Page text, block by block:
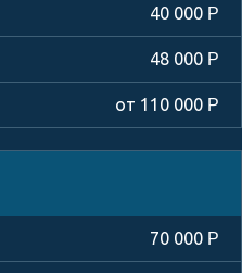
40 000 Р
48 000 Р
от 110 000 Р
70 000 Р